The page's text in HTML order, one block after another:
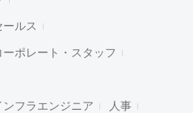
ールス
ーポレート・スタッフ
ンフラエンジニア 人事